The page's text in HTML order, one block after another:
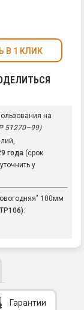
В 1 КЛИК
на
51270–99)
года (срок
у
100мм
:
Гарантии